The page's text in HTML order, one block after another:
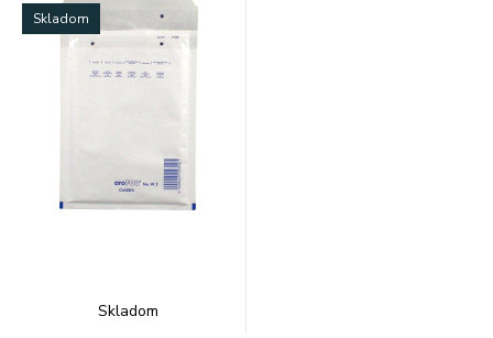
Skladom
Skladom